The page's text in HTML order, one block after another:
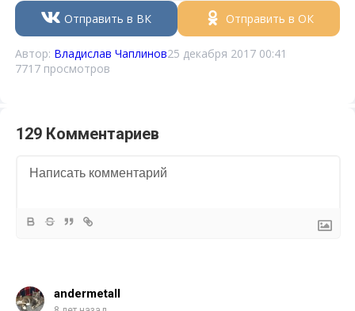
Отправить в ВК Отправить в ОК
Автор: Владислав Чаплинов25 декабря 2017 00:41
7717 просмотров
129 Комментариев
andermetall